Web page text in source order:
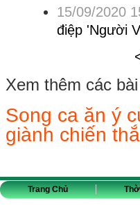
15/09/2020
điệp 'Người
Xem thêm các
Song ca ăn ý
giành chiến
Trang Chủ